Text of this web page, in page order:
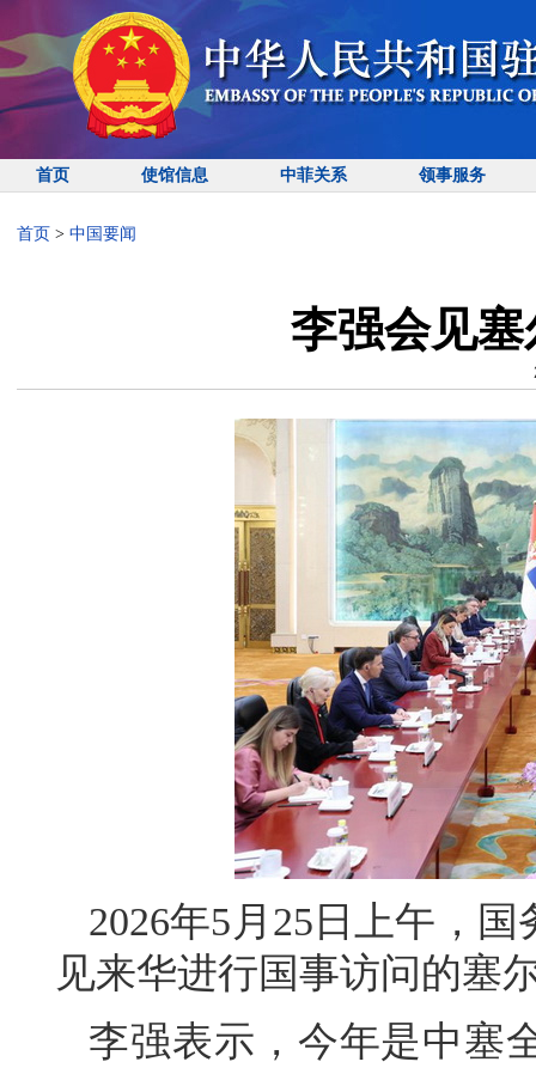
首页 使馆信息 中菲关系 领事服务
首页 > 中国要闻
李强会见
2026年5月25日上午，
见来华进行国事访问的塞
李强表示，今年是中塞